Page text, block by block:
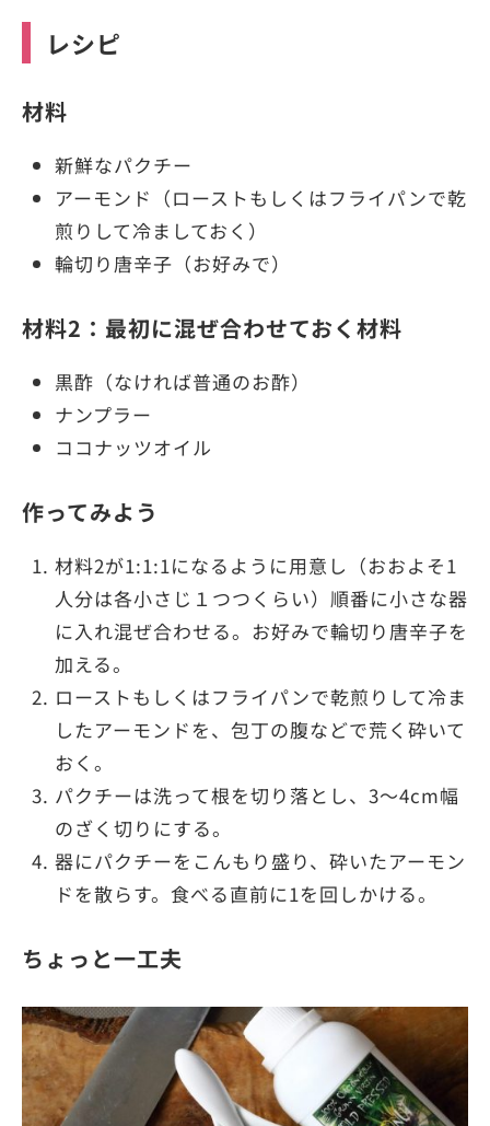
レシピ
材料
新鮮なパクチー
アーモンド（ローストもしくはフライパンで乾
煎りして冷ましておく）
輪切り唐辛子（お好みで）
材料2：最初に混ぜ合わせておく材料
黒酢（なければ普通のお酢）
ナンプラー
ココナッツオイル
作ってみよう
材料2が1:1:1になるように用意し（おおよそ1
人分は各小さじ１つつくらい）順番に小さな器
に入れ混ぜ合わせる。お好みで輪切り唐辛子を
加える。
ローストもしくはフライパンで乾煎りして冷ま
したアーモンドを、包丁の腹などで荒く砕いて
おく。
パクチーは洗って根を切り落とし、3〜4cm幅
のざく切りにする。
器にパクチーをこんもり盛り、砕いたアーモン
ドを散らす。食べる直前に1を回しかける。
ちょっと一工夫